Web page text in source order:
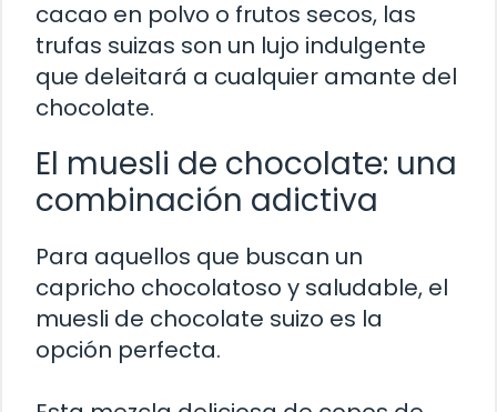
cacao en polvo o frutos secos, las
trufas suizas son un lujo indulgente
que deleitará a cualquier amante del
chocolate.
El muesli de chocolate: una
combinación adictiva
Para aquellos que buscan un
capricho chocolatoso y saludable, el
muesli de chocolate suizo es la
opción perfecta.